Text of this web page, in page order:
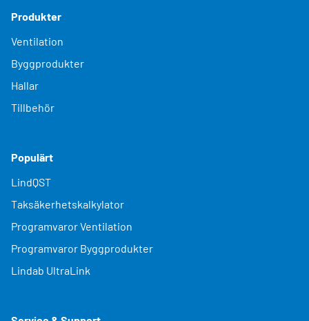
Produkter
Ventilation
Byggprodukter
Hallar
Tillbehör
Populärt
LindQST
Taksäkerhetskalkylator
Programvaror Ventilation
Programvaror Byggprodukter
Lindab UltraLink